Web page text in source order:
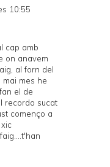
10:55
cap amb
on anavem
al forn del
mai mes he
el de
recordo sucat
començo a